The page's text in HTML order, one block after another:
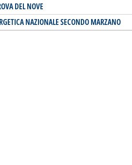
DEL NOVE
NAZIONALE SECONDO MARZANO